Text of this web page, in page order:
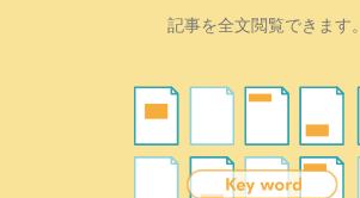
記事を全文閲覧できます。